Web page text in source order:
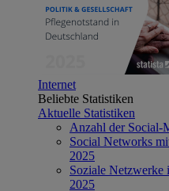
Internet
Beliebte Statistiken
Aktuelle Statistiken
Anzahl der Social-
Social Networks
2025
Soziale Netzwerke
2025